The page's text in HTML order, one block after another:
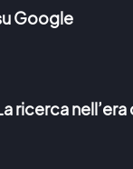
Google
ricerca nell’era